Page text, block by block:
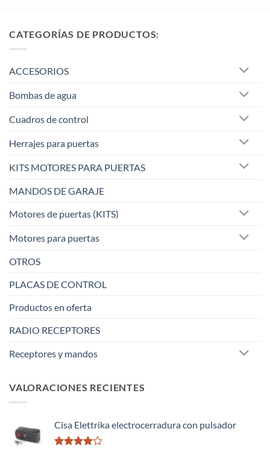
CATEGORÍAS DE PRODUCTOS:
ACCESORIOS
Bombas de agua
Cuadros de control
Herrajes para puertas
KITS MOTORES PARA PUERTAS
MANDOS DE GARAJE
Motores de puertas (KITS)
Motores para puertas
OTROS
PLACAS DE CONTROL
Productos en oferta
RADIO RECEPTORES
Receptores y mandos
VALORACIONES RECIENTES
Cisa Elettrika electrocerradura con pulsador